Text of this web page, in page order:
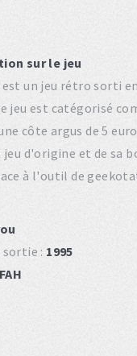
sur le jeu
est un jeu rétro sorti
jeu est catégorisé
côte argus de 5
jeu d'origine et de sa
à l'outil de
sortie : 1995
FAH